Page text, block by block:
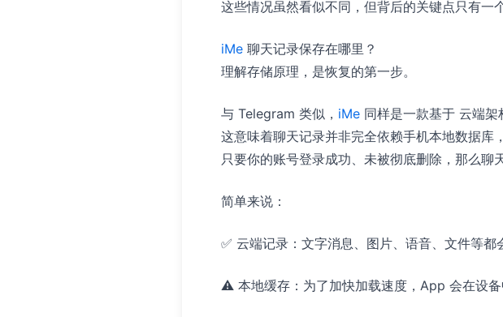
这些情况虽然看似不同，但背后的关键点只有一
iMe 聊天记录保存在哪里？
理解存储原理，是恢复的第一步。
与 Telegram 类似， iMe 同样是一款基于 云端架
这意味着聊天记录并非完全依赖手机本地数据库
只要你的账号登录成功、未被彻底删除，那么聊
简单来说：
✅ 云端记录：文字消息、图片、语音、文件等都
⚠️ 本地缓存：为了加快加载速度，App 会在设备